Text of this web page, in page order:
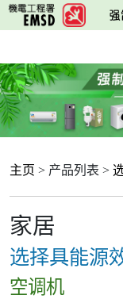
跳
至
要
内
容
主页 > 产品列表 >
家居
选择具能源
空调机